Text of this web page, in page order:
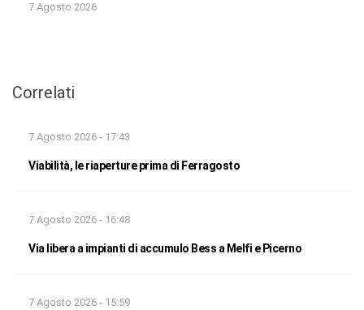
7 Agosto 2026
Correlati
7 Agosto 2026 - 17:43
Viabilità, le riaperture prima di Ferragosto
7 Agosto 2026 - 16:48
Via libera a impianti di accumulo Bess a Melfi e Picerno
7 Agosto 2026 - 15:59